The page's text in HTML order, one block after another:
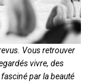
Vous retrouver
vivre, des
par la beauté